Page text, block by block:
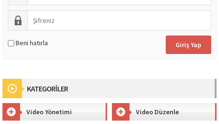
Beni hatırla
KATEGORİLER
Video Yönetimi Video Düzenle